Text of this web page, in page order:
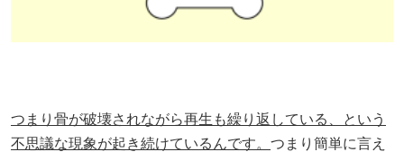
つまり骨が破壊されながら再生も繰り返している、という
不思議な現象が起き続けているんです。 つまり簡単に言え